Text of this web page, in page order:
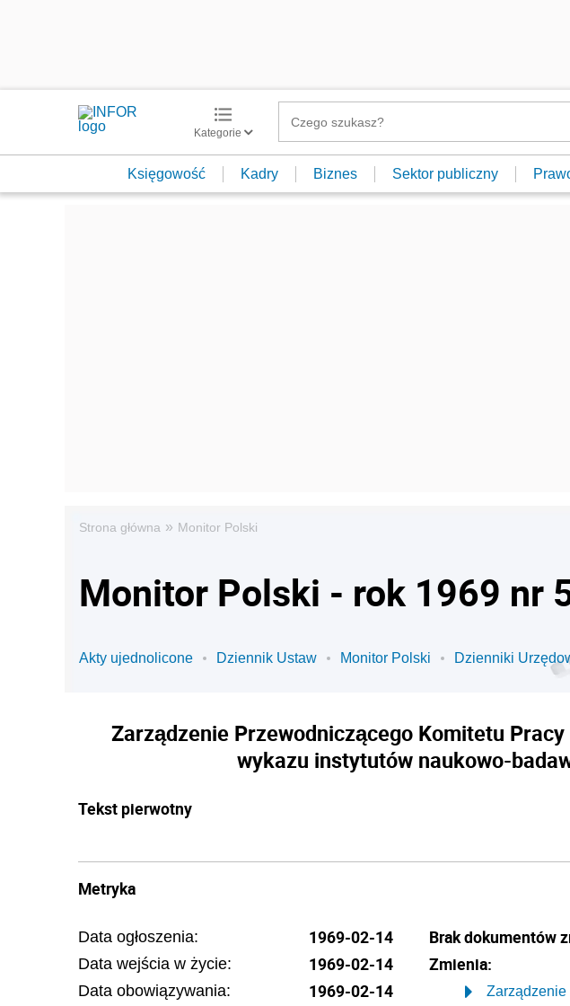
Kategorie
Księgowość Kadry Biznes Sektor publiczny
Strona główna » Monitor Polski
Monitor Polski - rok 1969 nr
Akty ujednolicone Dziennik Ustaw Monitor Polski Dzienniki
Zarządzenie Przewodniczącego Komitetu
wykazu instytutów naukowo-
Tekst pierwotny
Metryka
Data ogłoszenia: 1969-02-14
Data wejścia w życie: 1969-02-14
Data obowiązywania: 1969-02-14
Brak dokumentów
Zmienia:
Zarządzenie